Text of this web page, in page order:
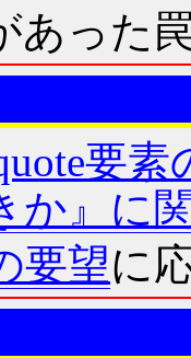
あった
要
か』に
要望に